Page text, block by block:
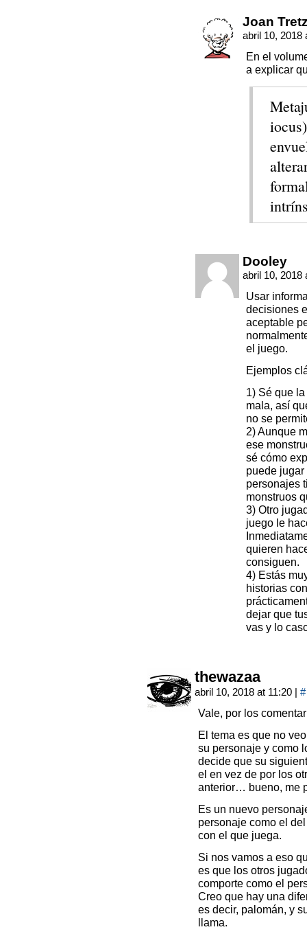
Joan
abril 10, 2018
En el
a explicar
Dooley
abril 10, 2018
Usar
decisiones
aceptable
el juego.
Ejemplos
1) Sé que
mala, así
no se
2) Aunque
ese
sé cómo
puede
personajes
monstruos
3) Otro
juego le
quieren
consiguen.
4) Estás
historias
dejar que
vas y lo
thewazaa
abril 10, 2018 at 11:20 | #
Vale, por los
El tema es que no
su personaje y como
decide que su
el en vez de por los
anterior… bueno, me
Es un nuevo
personaje como el
con el que juega.
Si nos vamos a eso
es que los otros
comporte como el
Creo que hay una
es decir, palomán, y
llama.